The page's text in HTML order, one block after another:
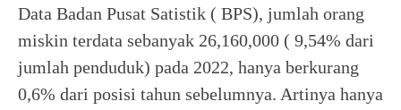
Data Badan Pusat Satistik ( BPS), jumlah orang
miskin terdata sebanyak 26,160,000 ( 9,54% dari
jumlah penduduk) pada 2022, hanya berkurang
0,6% dari posisi tahun sebelumnya. Artinya hanya